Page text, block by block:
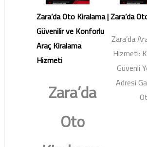
Zara’da Oto Kiralama |
Güvenilir ve Konforlu
Araç Kiralama
Hizmeti
Zara’da
Oto
Zara’da
Zara’da
Hizmeti:
Güvenli
Adresi